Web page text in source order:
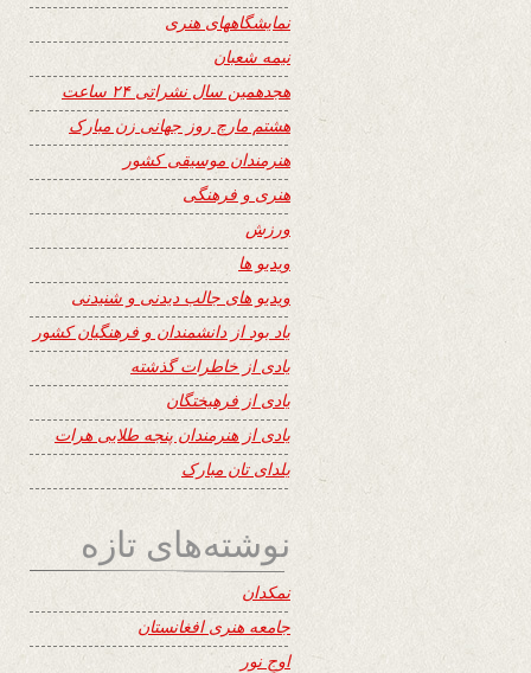
نمایشگاههای هنری
نیمه شعبان
هجدهمین سال نشراتی ۲۴ ساعت
هشتم مارچ روز جهانی زن مبارک
هنرمندان موسیقی کشور
هنری و فرهنگی
ورزش
ویدیو ها
ویدیو های جالب دیدنی و شنیدنی
یاد بود از دانشمندان و فرهنگیان کشور
یادی از خاطرات گذشته
یادی از فرهیختگان
یادی از هنرمندان پنجه طلایی هرات
یلدای تان مبارک
نوشته‌های تازه
نمکدان
جامعه هنری افغانستان
اوجِ نور